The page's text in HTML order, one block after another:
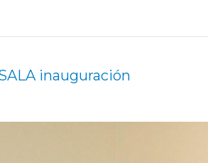
inauguración